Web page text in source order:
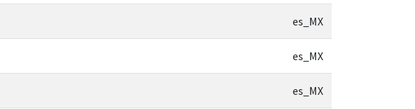
es_MX
es_MX
es_MX